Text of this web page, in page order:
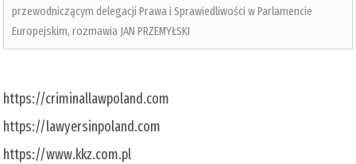
przewodniczącym delegacji Prawa i Sprawiedliwości w Parlamencie
Europejskim, rozmawia JAN PRZEMYŁSKI
https://criminallawpoland.com
https://lawyersinpoland.com
https://www.kkz.com.pl